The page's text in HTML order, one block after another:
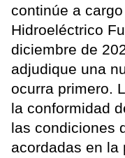
continúe a
Hidroeléctrico
diciembre de
adjudique una
ocurra primero.
la conformidad
las condiciones
acordadas en la